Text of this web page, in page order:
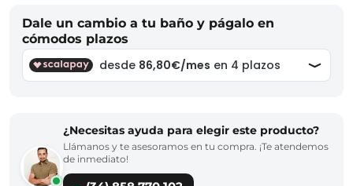
Dale un cambio a tu baño y págalo en
cómodos plazos
¿Necesitas ayuda para elegir este producto?
Llámanos y te asesoramos en tu compra. ¡Te atendemos
de inmediato!